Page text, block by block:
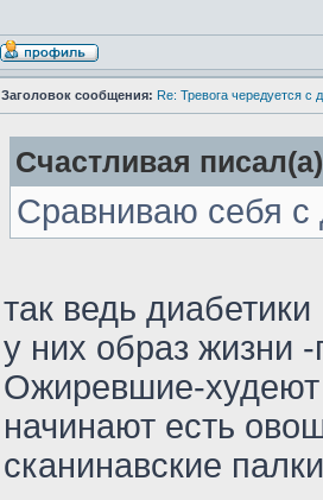
Заголовок сообщения: Re: Тревога чередуется с
Счастливая
Сравниваю себя с
так ведь
у них образ жизни
Ожиревшие-
начинают есть
сканинавские